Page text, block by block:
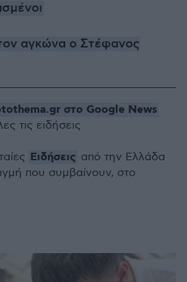
αγκώνα ο Στέφανος
στο Google News
τις ειδήσεις
Ειδήσεις από την Ελλάδα
που συμβαίνουν, στο